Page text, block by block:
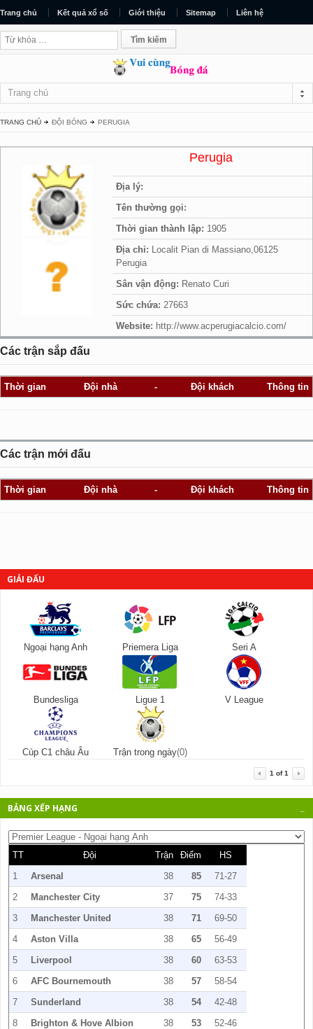
Trang chủ Kết quả xổ số Giới thiệu Sitemap Liên hệ
Trang chủ
TRANG CHỦ ĐỘI BÓNG PERUGIA
Perugia
Địa lý:
Tên thường gọi:
Thời gian thành lập: 1905
Địa chỉ: Localit Pian di Massiano,06125
Perugia
Sân vận động: Renato Curi
Sức chứa: 27663
Website: http://www.acperugiacalcio.com/
Các trận sắp đấu
Thời gian Đội nhà - Đội khách Thông tin
Các trận mới đấu
Thời gian Đội nhà - Đội khách Thông tin
GIẢI ĐẤU
Ngoại hạng Anh Priemera Liga Seri A
Bundesliga Ligue 1 V League
Cúp C1 châu Âu Trận trong ngày(0)
1 of1
BẢNG XẾP HẠNG
TT Đội Trận Điểm
HS
1
Arsenal 38 85
71-27
2
Manchester City 37 75
74-33
3
Manchester United 38 71
69-50
4
Aston Villa 38 65
56-49
5
Liverpool 38 60
63-53
6
AFC Bournemouth 38 57
58-54
7
Sunderland 38 54
42-48
8
Brighton & Hove Albion 38 53
52-46